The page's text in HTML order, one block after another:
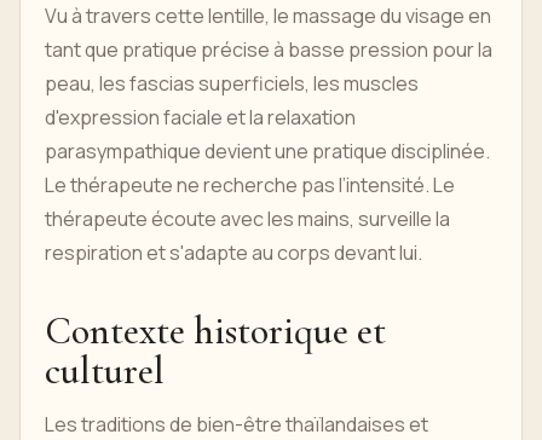
Vu à travers cette lentille, le massage du visage en
tant que pratique précise à basse pression pour la
peau, les fascias superficiels, les muscles
d'expression faciale et la relaxation
parasympathique devient une pratique disciplinée.
Le thérapeute ne recherche pas l’intensité. Le
thérapeute écoute avec les mains, surveille la
respiration et s'adapte au corps devant lui.
Contexte historique et
culturel
Les traditions de bien-être thaïlandaises et